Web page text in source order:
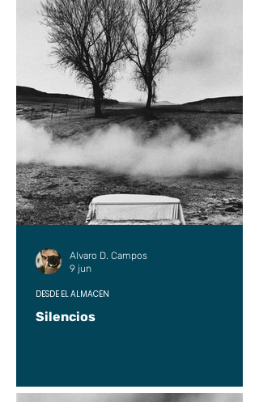
Silencios
DESDE EL ALMACÉN
Alvaro D. Campos
9 jun